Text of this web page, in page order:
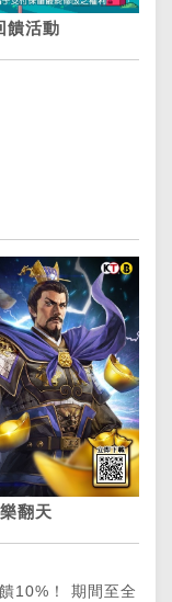
饋活動
翻天
10%！ 期間至全